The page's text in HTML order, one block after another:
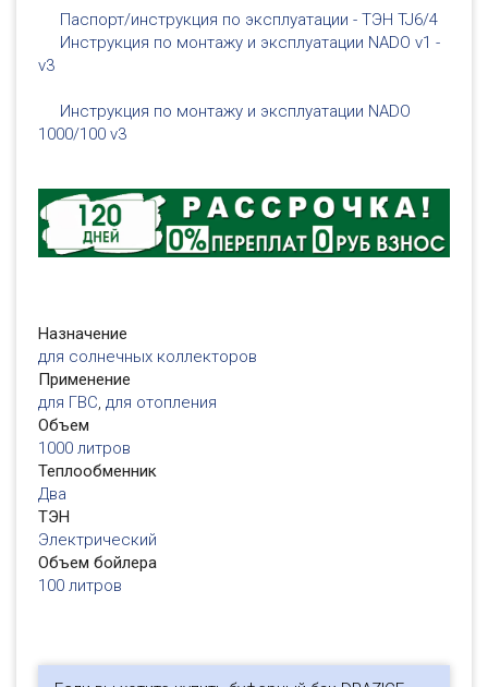
Паспорт/инструкция по эксплуатации - ТЭН TJ6/4
Инструкция по монтажу и эксплуатации NADO v1 -
v3
Инструкция по монтажу и эксплуатации NADO
1000/100 v3
Назначение
для солнечных коллекторов
Применение
для ГВС, для отопления
Объем
1000 литров
Теплообменник
Два
ТЭН
Электрический
Объем бойлера
100 литров